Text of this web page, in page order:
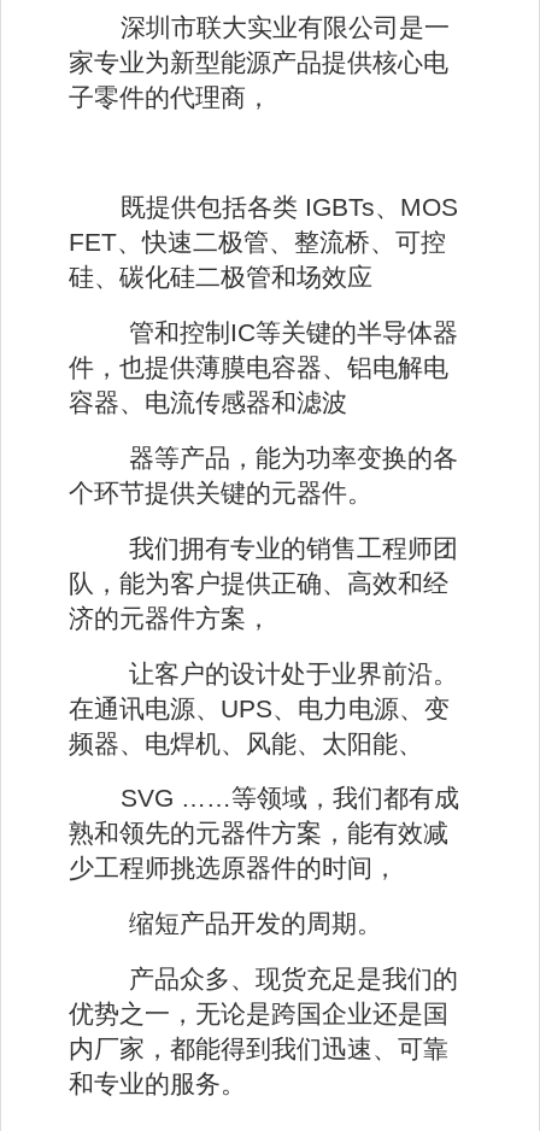
深圳市联大实业有限公司是一
家专业为新型能源产品提供核心电
子零件的代理商，
既提供包括各类 IGBTs、MOS
FET、快速二极管、整流桥、可控
硅、碳化硅二极管和场效应
管和控制IC等关键的半导体器
件，也提供薄膜电容器、铝电解电
容器、电流传感器和滤波
器等产品，能为功率变换的各
个环节提供关键的元器件。
我们拥有专业的销售工程师团
队，能为客户提供正确、高效和经
济的元器件方案，
让客户的设计处于业界前沿。
在通讯电源、UPS、电力电源、变
频器、电焊机、风能、太阳能、
SVG ……等领域，我们都有成
熟和领先的元器件方案，能有效减
少工程师挑选原器件的时间，
缩短产品开发的周期。
产品众多、现货充足是我们的
优势之一，无论是跨国企业还是国
内厂家，都能得到我们迅速、可靠
和专业的服务。